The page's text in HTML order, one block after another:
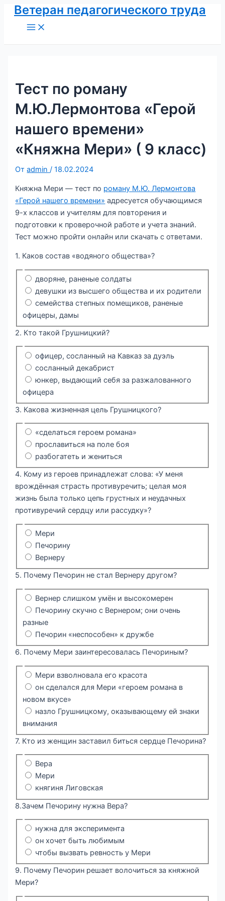
Перейти
Ветеран педагогического труда
Main
Menu
Тест по роману
М.Ю.Лермонтова «Герой
нашего времени»
«Княжна Мери» ( 9 класс)
Отadmin/18.02.2024
Княжна Мери — тест по роману М.Ю. Лермонтова
«Герой нашего времени» адресуется обучающимся
9-х классов и учителям для повторения и
подготовки к проверочной работе и учета знаний.
Тест можно пройти онлайн или скачать с ответами.
1. Каков состав «водяного общества»?
дворяне, раненые солдаты
девушки из высшего общества и их родители
семейства степных помещиков, раненые
офицеры, дамы
2. Кто такой Грушницкий?
офицер, сосланный на Кавказ за дуэль
сосланный декабрист
юнкер, выдающий себя за разжалованного
офицера
3. Какова жизненная цель Грушницкого?
«сделаться героем романа»
прославиться на поле боя
разбогатеть и жениться
4. Кому из героев принадлежат слова: «У меня
врождённая страсть противуречить; целая моя
жизнь была только цепь грустных и неудачных
противуречий сердцу или рассудку»?
Мери
Печорину
Вернеру
5. Почему Печорин не стал Вернеру другом?
Вернер слишком умён и высокомерен
Печорину скучно с Вернером; они очень
разные
Печорин «неспособен» к дружбе
6. Почему Мери заинтересовалась Печориным?
Мери взволновала его красота
он сделался для Мери «героем романа в
новом вкусе»
назло Грушницкому, оказывающему ей знаки
внимания
7. Кто из женщин заставил биться сердце Печорина?
Вера
Мери
княгиня Лиговская
8.Зачем Печорину нужна Вера?
нужна для эксперимента
он хочет быть любимым
чтобы вызвать ревность у Мери
9. Почему Печорин решает волочиться за княжной
Мери?